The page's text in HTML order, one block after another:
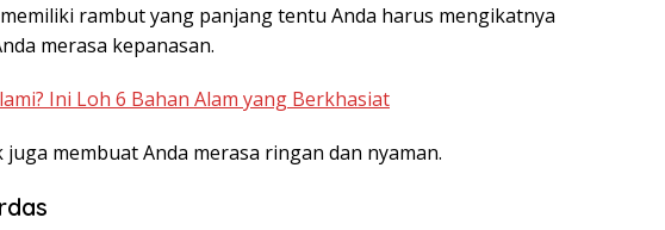
rambut yang panjang tentu Anda harus mengikatnya
merasa kepanasan.
Ini Loh 6 Bahan Alam yang Berkhasiat
membuat Anda merasa ringan dan nyaman.